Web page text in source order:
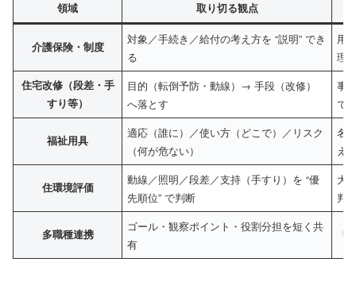
領域 取り切る観点
介護保険・制度
対象／手続き／給付の考え方を “説明” でき
る
用
理
住宅改修（段差・手
すり等）
目的（転倒予防・動線）→ 手段（改修）
へ落とす
事
で
福祉用具
適応（誰に）／使い方（どこで）／リスク
（何が危ない）
名
え
住環境評価
動線／照明／段差／支持（手すり）を “優
先順位” で判断
大
判
多職種連携
ゴール・観察ポイント・役割分担を短く共
有
「